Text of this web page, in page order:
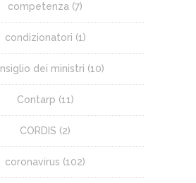
competenza (7)
condizionatori (1)
dei ministri (10)
Contarp (11)
CORDIS (2)
coronavirus (102)